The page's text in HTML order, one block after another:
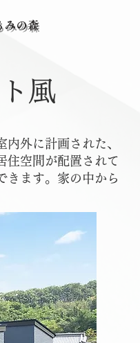
みの森
風
外に計画された、
住空間が配置されて
きます。家の中から